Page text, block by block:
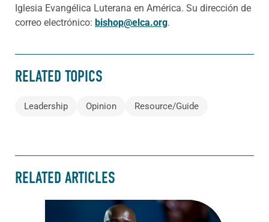
Iglesia Evangélica Luterana en América. Su dirección de
correo electrónico: bishop@elca.org.
RELATED TOPICS
Leadership Opinion Resource/Guide
RELATED ARTICLES